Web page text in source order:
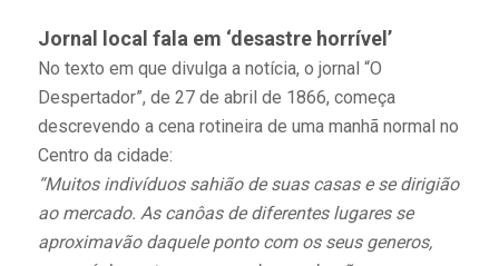
Jornal local fala em ‘desastre horrível’
No texto em que divulga a notícia, o jornal “O
Despertador”, de 27 de abril de 1866, começa
descrevendo a cena rotineira de uma manhã normal no
Centro da cidade:
“Muitos indivíduos sahião de suas casas e se dirigião
ao mercado. As canôas de diferentes lugares se
aproximavão daquele ponto com os seus generos,